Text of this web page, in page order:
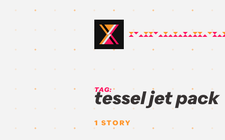
TAG:
tessel jet pack
1 STORY